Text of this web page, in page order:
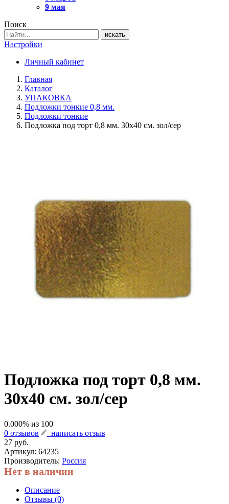
9 мая
Поиск
искать
Настройки
Личный кабинет
Главная
Каталог
УПАКОВКА
Подложки тонкие 0,8 мм.
Подложки тонкие
Подложка под торт 0,8 мм. 30х40 см. зол/сер
Подложка под торт 0,8 мм.
30х40 см. зол/сер
0.000% из 100
0 отзывов
написать отзыв
27 руб.
Артикул: 64235
Производитель: Россия
Нет в наличии
Описание
Отзывы (0)